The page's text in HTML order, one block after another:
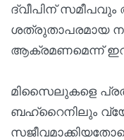
ദ്വീപിന് സമീപവും
ശത്രുതാപരമായ
ആക്രമണമെന്ന്
മിസൈലുകളെ
ബഹ്റൈനിലും